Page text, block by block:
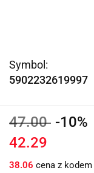
Symbol:
5902232619997
47.00 -10%
42.29
38.06 cena z kodem